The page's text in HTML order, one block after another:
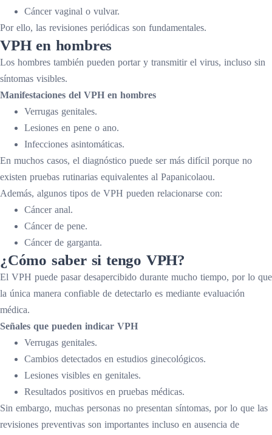
Cáncer vaginal o vulvar.
Por ello, las revisiones periódicas son fundamentales.
VPH en hombres
Los hombres también pueden portar y transmitir el virus, incluso sin
síntomas visibles.
Manifestaciones del VPH en hombres
Verrugas genitales.
Lesiones en pene o ano.
Infecciones asintomáticas.
En muchos casos, el diagnóstico puede ser más difícil porque no
existen pruebas rutinarias equivalentes al Papanicolaou.
Además, algunos tipos de VPH pueden relacionarse con:
Cáncer anal.
Cáncer de pene.
Cáncer de garganta.
¿Cómo saber si tengo VPH?
El VPH puede pasar desapercibido durante mucho tiempo, por lo que
la única manera confiable de detectarlo es mediante evaluación
médica.
Señales que pueden indicar VPH
Verrugas genitales.
Cambios detectados en estudios ginecológicos.
Lesiones visibles en genitales.
Resultados positivos en pruebas médicas.
Sin embargo, muchas personas no presentan síntomas, por lo que las
revisiones preventivas son importantes incluso en ausencia de